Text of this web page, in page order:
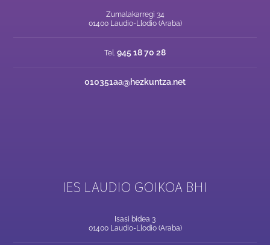
Zumalakarregi 34
01400 Laudio-Llodio (Araba)
Tel. 945 18 70 28
010351aa@hezkuntza.net
IES LAUDIO GOIKOA BHI
Isasi bidea 3
01400 Laudio-Llodio (Araba)